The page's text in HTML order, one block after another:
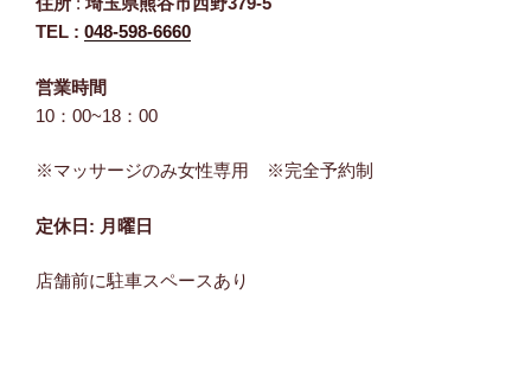
TEL : 048-598-6660
営業時間
10：00~18：00
※マッサージのみ女性専用 ※完全予約制
定休日: 月曜日
店舗前に駐車スペースあり